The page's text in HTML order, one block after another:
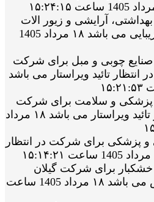
بهداشتی، آرایشی و زیور الات
برای شرکت ستاره زیبایی می باشد ۱۸ مرداد 1405
صنایع چوبی و مبل برای شرکت
تائید ویراستار می باشد
پزشکی و سلامت برای شرکت
ویوا گروپ در انتظار تائید ویراستار می باشد ۱۸ مرداد
و پزشکی برای شرکت در انتظار
خشکبار برای شرکت گیلان
کشت در حال نگارش می باشد ۱۸ مرداد 1405 ساعت